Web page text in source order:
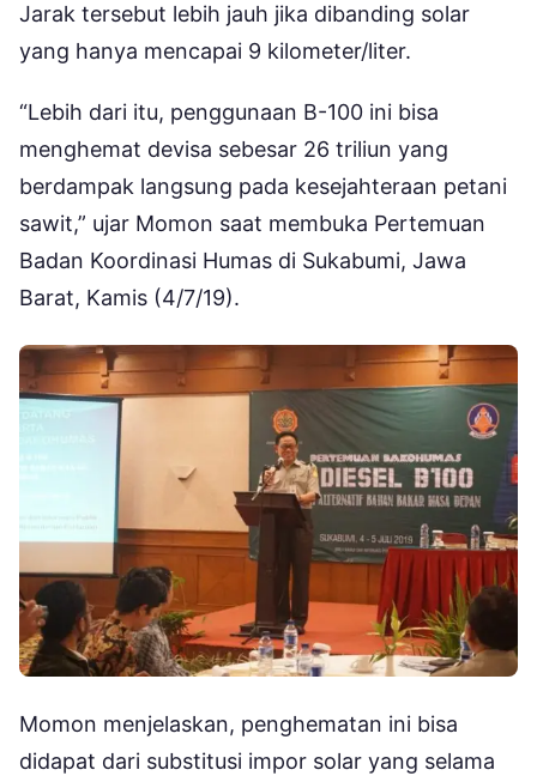
Jarak tersebut lebih jauh jika dibanding solar
yang hanya mencapai 9 kilometer/liter.
“Lebih dari itu, penggunaan B-100 ini bisa
menghemat devisa sebesar 26 triliun yang
berdampak langsung pada kesejahteraan petani
sawit,” ujar Momon saat membuka Pertemuan
Badan Koordinasi Humas di Sukabumi, Jawa
Barat, Kamis (4/7/19).
Momon menjelaskan, penghematan ini bisa
didapat dari substitusi impor solar yang selama